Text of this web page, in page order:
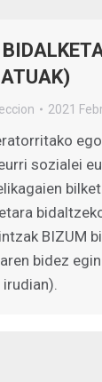
2021
sozialei
BIZUM
bidez